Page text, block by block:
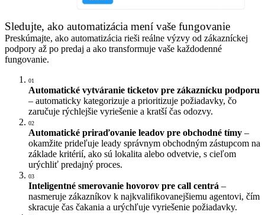
Take the interactive tour
Sledujte, ako automatizácia mení vaše fungovanie
Preskúmajte, ako automatizácia rieši reálne výzvy od zákazníckej
podpory až po predaj a ako transformuje vaše každodenné
fungovanie.
01
Automatické vytváranie ticketov pre zákaznícku podporu
– automaticky kategorizuje a prioritizuje požiadavky, čo
zaručuje rýchlejšie vyriešenie a kratší čas odozvy.
02
Automatické priraďovanie leadov pre obchodné tímy –
okamžite prideľuje leady správnym obchodným zástupcom na
základe kritérií, ako sú lokalita alebo odvetvie, s cieľom
urýchliť predajný proces.
03
Inteligentné smerovanie hovorov pre call centrá –
nasmeruje zákazníkov k najkvalifikovanejšiemu agentovi, čím
skracuje čas čakania a urýchľuje vyriešenie požiadavky.